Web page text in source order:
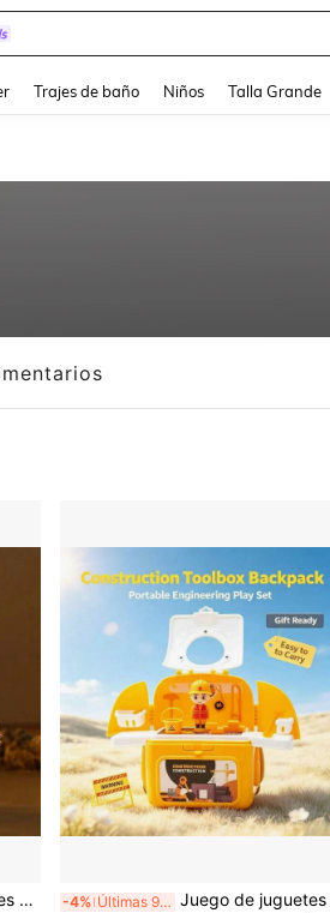
Trajes de baño Niños Talla Grande
Navidad
-4% Últimas 9 hrs Juego de juguetes de construcción e ingeniería para niños, modelo de figura de herramienta de ingeniería realista, caja de almacenamiento portátil, juguete educativo de juego de roles para niños y niñas, regalo de cumpleaños de 3 años, Día del Niño, Navidad, Año Nuevo, regalo de vacaciones, interacción entre padres e hijos, juego interior y exterior, combinación de herramientas de excavadora y bulldozer realista